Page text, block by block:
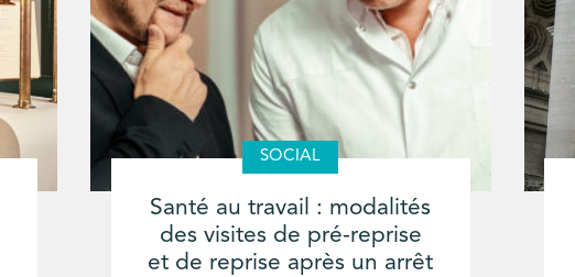
SOCIAL
Santé au travail : modalités
des visites de pré-reprise
et de reprise après un arrêt